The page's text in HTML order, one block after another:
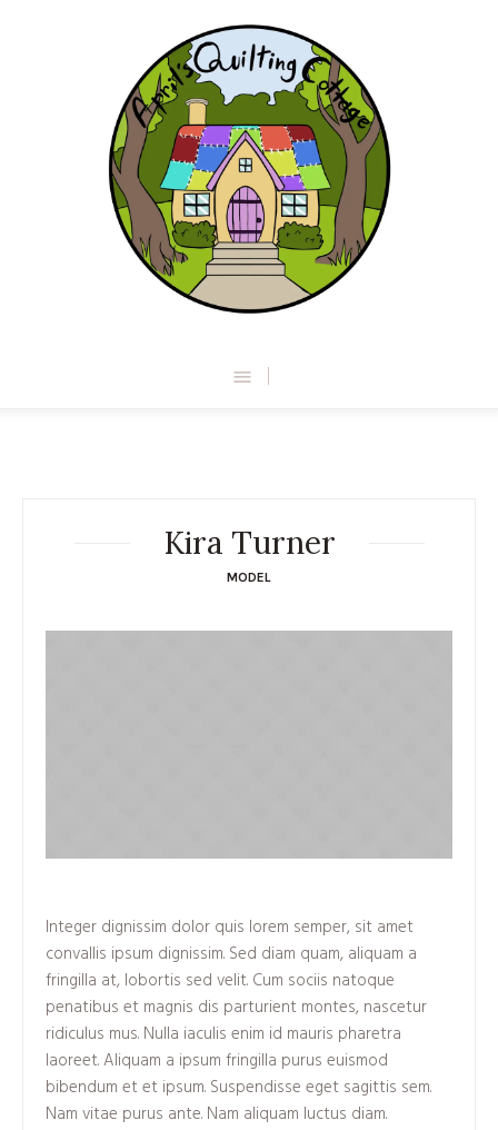
Kira Turner
MODEL
Integer dignissim dolor quis lorem semper, sit amet
convallis ipsum dignissim. Sed diam quam, aliquam a
fringilla at, lobortis sed velit. Cum sociis natoque
penatibus et magnis dis parturient montes, nascetur
ridiculus mus. Nulla iaculis enim id mauris pharetra
laoreet. Aliquam a ipsum fringilla purus euismod
bibendum et et ipsum. Suspendisse eget sagittis sem.
Nam vitae purus ante. Nam aliquam luctus diam.